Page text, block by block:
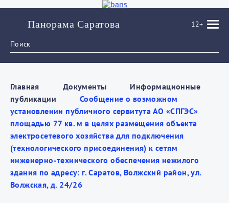
Панорама Саратова 12+
Главная Документы
Информационные
публикации
Сообщение о возможном
установлении публичного сервитута АО «СПГЭС»
площадью 77 кв. м в целях размещения объекта
электросетевого хозяйства для подключения
(технологического присоединения) к сетям
инженерно-технического обеспечения нежилого
здания по адресу: г. Саратов, Волжский район, ул.
Волжская, д. 24/26